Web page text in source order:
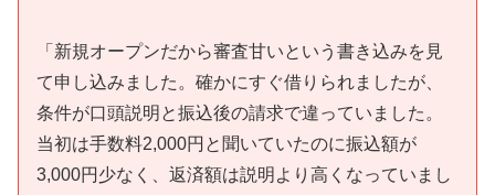
「新規オープンだから審査甘いという書き込みを見
て申し込みました。確かにすぐ借りられましたが、
条件が口頭説明と振込後の請求で違っていました。
当初は手数料2,000円と聞いていたのに振込額が
3,000円少なく、返済額は説明より高くなっていまし